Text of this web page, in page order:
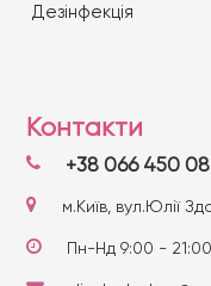
Дезінфекція
Контакти
+38 066 450
м.Київ, вул.Юлії
Пн-Нд 9:00 - 21:00